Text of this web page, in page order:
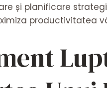
și planificare
productivitatea